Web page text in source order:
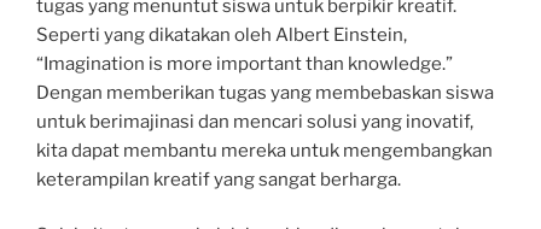
tugas yang menuntut siswa untuk berpikir kreatif.
Seperti yang dikatakan oleh Albert Einstein,
“Imagination is more important than knowledge.”
Dengan memberikan tugas yang membebaskan siswa
untuk berimajinasi dan mencari solusi yang inovatif,
kita dapat membantu mereka untuk mengembangkan
keterampilan kreatif yang sangat berharga.